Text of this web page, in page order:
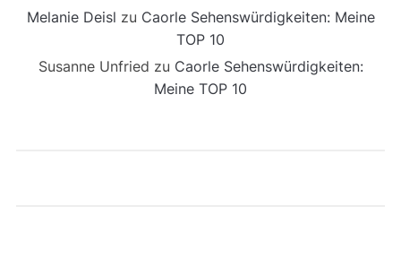
Melanie Deisl zu Caorle Sehenswürdigkeiten: Meine
TOP 10
Susanne Unfried zu Caorle Sehenswürdigkeiten:
Meine TOP 10